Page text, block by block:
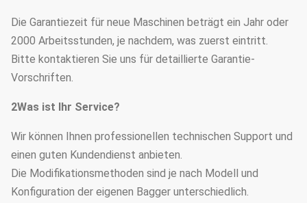
Die Garantiezeit für neue Maschinen beträgt ein Jahr oder
2000 Arbeitsstunden, je nachdem, was zuerst eintritt.
Bitte kontaktieren Sie uns für detaillierte Garantie-
Vorschriften.
2Was ist Ihr Service?
Wir können Ihnen professionellen technischen Support und
einen guten Kundendienst anbieten.
Die Modifikationsmethoden sind je nach Modell und
Konfiguration der eigenen Bagger unterschiedlich.